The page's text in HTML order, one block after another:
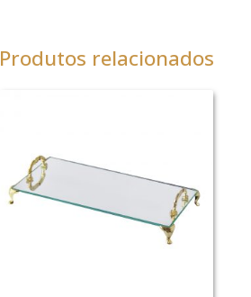
Produtos relacionados